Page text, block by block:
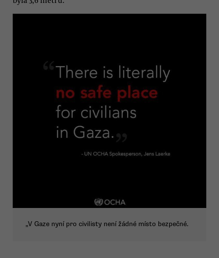
„V Gaze nyní pro civilisty není žádné místo bezpečné.